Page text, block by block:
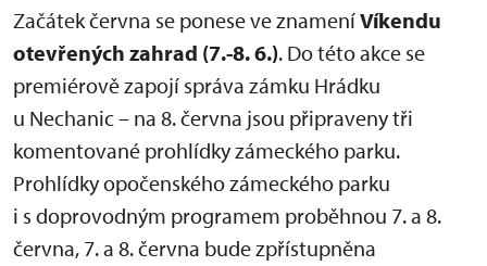
Začátek června se ponese ve znameníVíkendu
otevřených zahrad (7.-8. 6.). Do této akce se
premiérově zapojí správa zámku Hrádku
u Nechanic – na 8. června jsou připraveny tři
komentované prohlídky zámeckého parku.
Prohlídky opočenského zámeckého parku
i s doprovodným programem proběhnou 7. a 8.
června, 7. a 8. června bude zpřístupněna